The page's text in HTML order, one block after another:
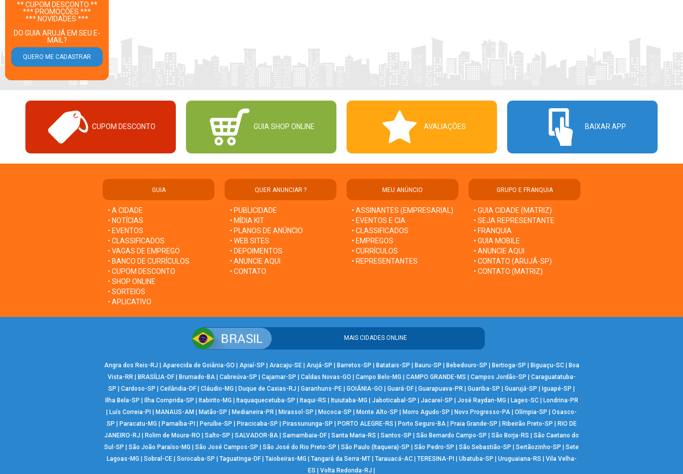
** CUPOM DESCONTO **
*** PROMOÇÕES ***
*** NOVIDADES ***
DO GUIA ARUJÁ EM SEU E-
MAIL?
CUPOM DESCONTO GUIA SHOP ONLINE AVALIAÇÕES BAIXAR APP
GUIA
• A CIDADE
• NOTÍCIAS
• EVENTOS
• CLASSIFICADOS
• VAGAS DE EMPREGO
• BANCO DE CURRÍCULOS
• CUPOM DESCONTO
• SHOP ONLINE
• SORTEIOS
• APLICATIVO
QUER ANUNCIAR ?
• PUBLICIDADE
• MÍDIA KIT
• PLANOS DE ANÚNCIO
• WEB SITES
• DEPOIMENTOS
• ANUNCIE AQUI
• CONTATO
MEU ANÚNCIO
• ASSINANTES (EMPRESARIAL)
• EVENTOS E CIA
• CLASSIFICADOS
• EMPREGOS
• CURRÍCULOS
• REPRESENTANTES
GRUPO E FRANQUIA
• GUIA CIDADE (MATRIZ)
• SEJA REPRESENTANTE
• FRANQUIA
• GUIA MOBILE
• ANUNCIE AQUI
• CONTATO (ARUJÁ-SP)
• CONTATO (MATRIZ)
MAIS CIDADES ONLINE
Angra dos Reis-RJ | Aparecida de Goiânia-GO | Apiaí-SP | Aracaju-SE| Arujá-SP | Barretos-SP | Batatais-SP | Bauru-SP | Bebedouro-SP | Bertioga-SP | Biguaçu-SC| Boa
Vista-RR | BRASÍLIA-DF| Brumado-BA| Cabreúva-SP | Cajamar-SP | Caldas Novas-GO | Campo Belo-MG | CAMPO GRANDE-MS | Campos Jordão-SP | Caraguatatuba-
SP | Cardoso-SP | Ceilândia-DF | Cláudio-MG | Duque de Caxias-RJ | Garanhuns-PE | GOIÂNIA-GO | Guará-DF | Guarapuava-PR | Guariba-SP | Guarujá-SP | Iguapé-SP |
Ilha Bela-SP | Ilha Comprida-SP | Itabirito-MG | Itaquaquecetuba-SP | Itaqui-RS | Ituiutaba-MG | Jaboticabal-SP | Jacareí-SP | José Raydan-MG | Lages-SC| Londrina-PR
| Luís Correia-PI | MANAUS-AM | Matão-SP | Medianeira-PR | Mirassol-SP | Mococa-SP | Monte Alto-SP | Morro Agudo-SP | Novo Progresso-PA | Olímpia-SP | Osasco-
SP | Paracatu-MG | Parnaíba-PI | Peruíbe-SP | Piracicaba-SP | Pirassununga-SP | PORTO ALEGRE-RS | Porto Seguro-BA| Praia Grande-SP | Ribeirão Preto-SP | RIO DE
JANEIRO-RJ | Rolim de Moura-RO | Salto-SP | SALVADOR-BA | Samambaia-DF | Santa Maria-RS | Santos-SP | São Bernardo Campo-SP | São Borja-RS | São Caetano do
Sul-SP | São João Paraíso-MG | São José Campos-SP | São José do Rio Preto-SP | São Paulo (Itaquera)-SP | São Pedro-SP | São Sebastião-SP | Sertãozinho-SP | Sete
Lagoas-MG | Sobral-CE| Sorocaba-SP | Taguatinga-DF| Taiobeiras-MG | Tangará da Serra-MT| Tarauacá-AC| TERESINA-PI | Ubatuba-SP | Uruguaiana-RS | Vila Velha-
ES | Volta Redonda-RJ |